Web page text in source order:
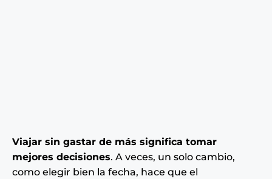
Viajar sin gastar de más significa tomar
mejores decisiones. A veces, un solo cambio,
como elegir bien la fecha, hace que el